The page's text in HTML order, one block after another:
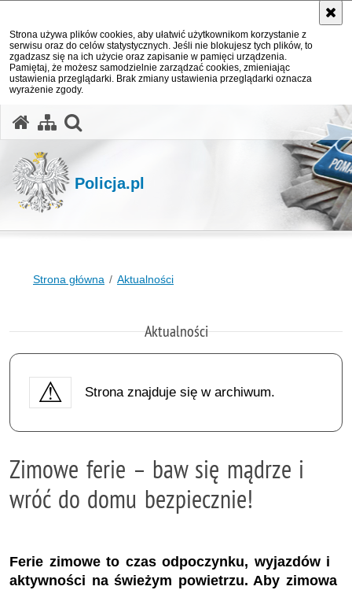
Strona używa plików cookies, aby ułatwić użytkownikom korzystanie z
serwisu oraz do celów statystycznych. Jeśli nie blokujesz tych plików, to
zgadzasz się na ich użycie oraz zapisanie w pamięci urządzenia.
Pamiętaj, że możesz samodzielnie zarządzać cookies, zmieniając
ustawienia przeglądarki. Brak zmiany ustawienia przeglądarki oznacza
wyrażenie zgody.
Policja.pl
Strona główna Aktualności
Aktualności
Strona znajduje się w archiwum.
Zimowe ferie – baw się mądrze i
wróć do domu bezpiecznie!
Ferie zimowe to czas odpoczynku, wyjazdów i
aktywności na świeżym powietrzu. Aby zimowa